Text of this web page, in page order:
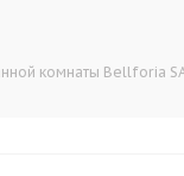
комнаты Bellforia